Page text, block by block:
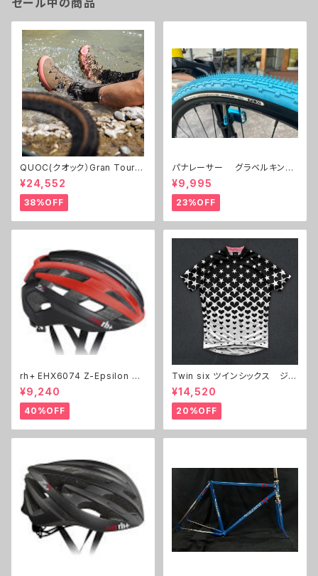
セール中の商品
QUOC(クオック）Gran Tourer
Ⅱ
¥24,552
38%OFF
パナレーサー グラベルキング
700C 32c,38c 限定色 ２本セ
ット
¥9,995
23%OFF
rh+ EHX6074 Z-Epsilon ヘ
ルメット
¥9,240
40%OFF
Twin six ツインシックス ジャ
ージ The BKB
¥14,520
20%OFF